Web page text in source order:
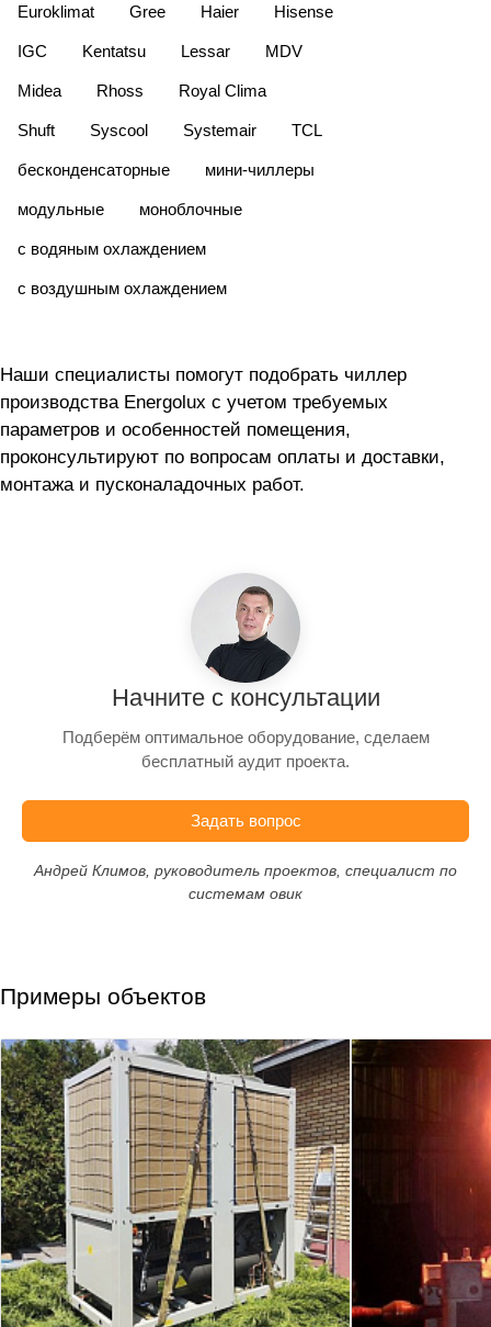
Euroklimat Gree Haier Hisense
IGC Kentatsu Lessar MDV
Midea Rhoss Royal Clima
Shuft Syscool Systemair TCL
бесконденсаторные мини-чиллеры
модульные моноблочные
с водяным охлаждением
с воздушным охлаждением
Наши специалисты помогут подобрать чиллер
производства Energolux с учетом требуемых
параметров и особенностей помещения,
проконсультируют по вопросам оплаты и доставки,
монтажа и пусконаладочных работ.
Начните с консультации
Подберём оптимальное оборудование, сделаем
бесплатный аудит проекта.
Задать вопрос
Андрей Климов, руководитель проектов, специалист по
системам овик
Примеры объектов